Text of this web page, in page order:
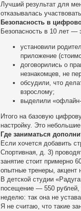
Лучший результат для
отказывалась
Безопасность в
Безопасность в 10 лет —
установили
приложение
договорились о
незнакомцев, не
обсудили, что
взрослому;
выделили
Итого на базовую
настройку. Это
Где заниматься
Если хочется добавить
Спортивная, д. 3)
занятие стоит примерно
опытные тренеры, акцент
В детской студии
посещение — 550 рублей,
неделю: так она не
Я не считаю, что такие